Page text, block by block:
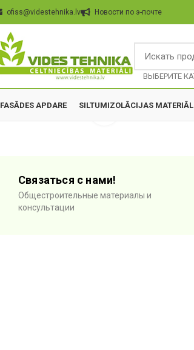
ofiss@videstehnika.lv Hовости по э-почте
FASĀDES APDARE SILTUMIZOLĀCIJAS
Click to enlarge
Связаться с нами!
Общестроительные материалы и
консультации